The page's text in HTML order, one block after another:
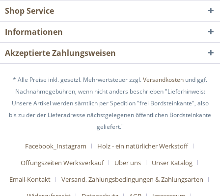
Shop Service
Informationen
Akzeptierte Zahlungsweisen
* Alle Preise inkl. gesetzl. Mehrwertsteuer zzgl.Versandkosten und ggf.
Nachnahmegebühren, wenn nicht anders beschrieben "Lieferhinweis:
Unsere Artikel werden sämtlich per Spedition "frei Bordsteinkante", also
bis zu der der Lieferadresse nächstgelegenen öffentlichen Bordsteinkante
geliefert."
Facebook_Instagram
Holz - ein natürlicher Werkstoff
Öffungszeiten Werksverkauf
Über uns
Unser Katalog
Email-Kontakt
Versand, Zahlungsbedingungen & Zahlungsarten